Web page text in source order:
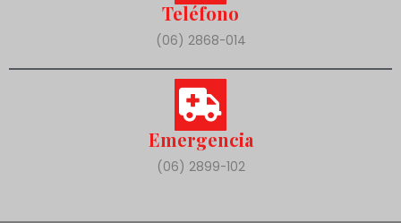
Teléfono
(06) 2868-014
Emergencia
(06) 2899-102